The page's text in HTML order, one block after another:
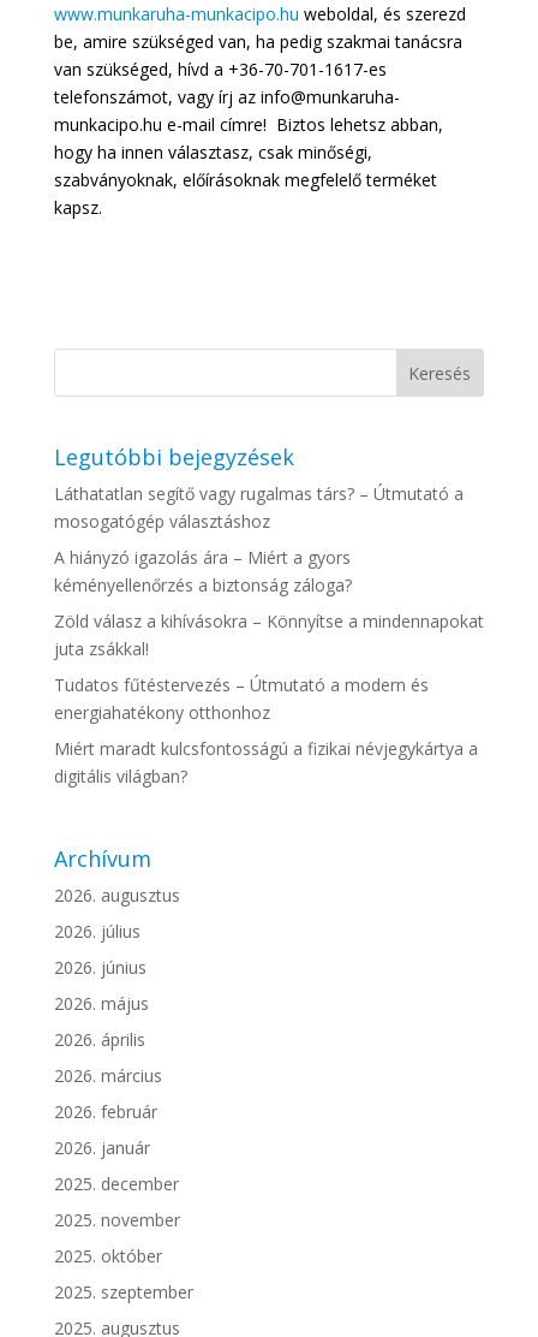
www.munkaruha-munkacipo.hu weboldal, és szerezd
be, amire szükséged van, ha pedig szakmai tanácsra
van szükséged, hívd a +36-70-701-1617-es
telefonszámot, vagy írj az info@munkaruha-
munkacipo.hu e-mail címre! Biztos lehetsz abban,
hogy ha innen választasz, csak minőségi,
szabványoknak, előírásoknak megfelelő terméket
kapsz.
Legutóbbi bejegyzések
Láthatatlan segítő vagy rugalmas társ? – Útmutató a
mosogatógép választáshoz
A hiányzó igazolás ára – Miért a gyors
kéményellenőrzés a biztonság záloga?
Zöld válasz a kihívásokra – Könnyítse a mindennapokat
juta zsákkal!
Tudatos fűtéstervezés – Útmutató a modern és
energiahatékony otthonhoz
Miért maradt kulcsfontosságú a fizikai névjegykártya a
digitális világban?
Archívum
2026. augusztus
2026. július
2026. június
2026. május
2026. április
2026. március
2026. február
2026. január
2025. december
2025. november
2025. október
2025. szeptember
2025. augusztus